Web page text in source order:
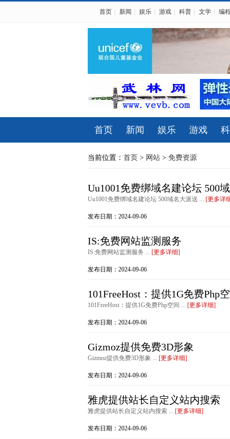
首页 新闻 娱乐 游戏 科普 文学 编程
首页 新闻 娱乐 游戏
当前位置： 首页 > 网站 > 免费资源
Uu1001免费绑域名建论坛 500
Uu1001免费绑域名建论坛 500域名大派送 ... [更多详
发布日期：2024-09-06
IS:免费网站监测服务
IS:免费网站监测服务 ... [更多详细]
发布日期：2024-09-06
101FreeHost：提供1G免费Php
101FreeHost：提供1G免费Php空间 ... [更多详细]
发布日期：2024-09-06
Gizmoz提供免费3D形象
Gizmoz提供免费3D形象 ... [更多详细]
发布日期：2024-09-06
雅虎提供站长自定义站内搜索
雅虎提供站长自定义站内搜索 ... [更多详细]
发布日期：2024-09-06